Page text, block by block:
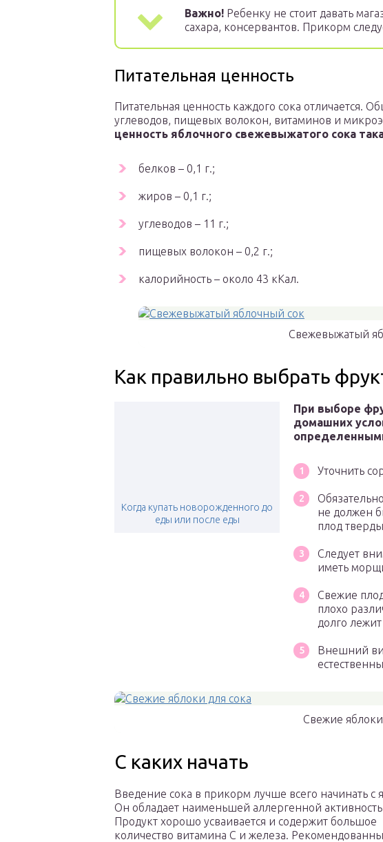
Важно! Ребенку не стоит давать
сахара, консервантов. Прикорм
Питательная ценность
Питательная ценность каждого сока отличается.
углеводов, пищевых волокон, витаминов и
ценность яблочного свежевыжатого сока
белков – 0,1 г.;
жиров – 0,1 г.;
углеводов – 11 г.;
пищевых волокон – 0,2 г.;
калорийность – около 43 кКал.
Свежевыжатый
Как правильно выбрать
Когда купать новорожденного до
еды или после еды
При выборе
домашних
Уточнить
не должен
плод
Следует
иметь
Свежие
плохо
долго
Внешний
Свежие яблоки
С каких начать
Введение сока в прикорм лучше всего начинать с
Он обладает наименьшей аллергенной
Продукт хорошо усваивается и содержит большое
количество витамина С и железа.